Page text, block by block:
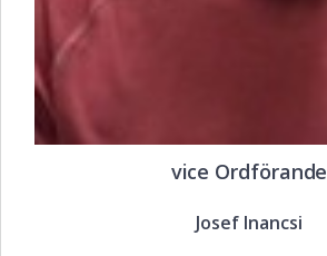
vice Ordförande
Josef Inancsi